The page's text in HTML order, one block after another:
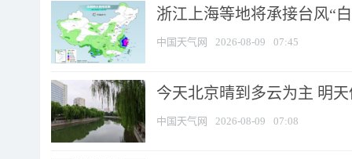
浙江上海等地将承接台风“
中国天气网 2026-08-09 07:45
今天北京晴到多云为主 明
中国天气网 2026-08-09 07:08